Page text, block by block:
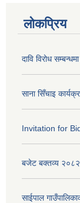
लोकप्रिय
दावि विरोध
साना सिँचाइ
Invitation for
बजेट बक्तव्य
साईपाल